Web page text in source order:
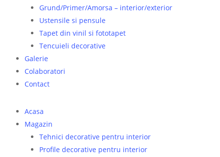
Grund/Primer/Amorsa – interior/exterior
Ustensile si pensule
Tapet din vinil si fototapet
Tencuieli decorative
Galerie
Colaboratori
Contact
Acasa
Magazin
Tehnici decorative pentru interior
Profile decorative pentru interior